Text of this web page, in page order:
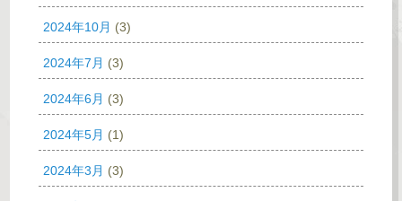
2024年10月 (3)
2024年7月 (3)
2024年6月 (3)
2024年5月 (1)
2024年3月 (3)